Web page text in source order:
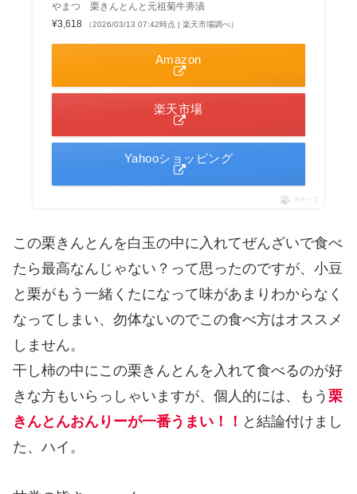
やまつ 栗きんとんと元祖菊牛蒡漬
¥3,618
（2026/03/13 07:42時点 | 楽天市場調べ）
Amazon
楽天市場
Yahooショッピング
ポチップ
この栗きんとんを白玉の中に入れてぜんざいで食べ
たら最高なんじゃない？って思ったのですが、小豆
と栗がもう一緒くたになって味があまりわからなく
なってしまい、勿体ないのでこの食べ方はオススメ
しません。
干し柿の中にこの栗きんとんを入れて食べるのが好
きな方もいらっしゃいますが、個人的には、もう 栗
きんとんおんりーが一番うまい！！ と結論付けまし
た、ハイ。